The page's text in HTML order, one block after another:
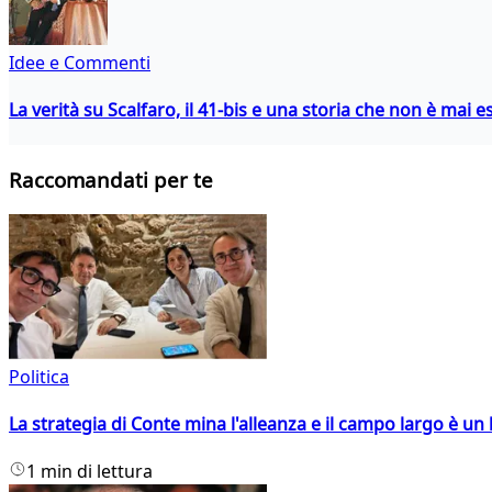
Idee e Commenti
La verità su Scalfaro, il 41-bis e una storia che non è mai
Raccomandati per te
Politica
La strategia di Conte mina l'alleanza e il campo largo è
1 min di lettura